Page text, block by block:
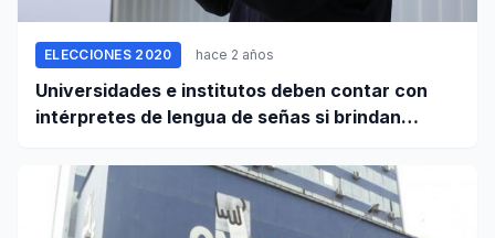
ELECCIONES 2020 hace 2 años
Universidades e institutos deben contar con
intérpretes de lengua de señas si brindan